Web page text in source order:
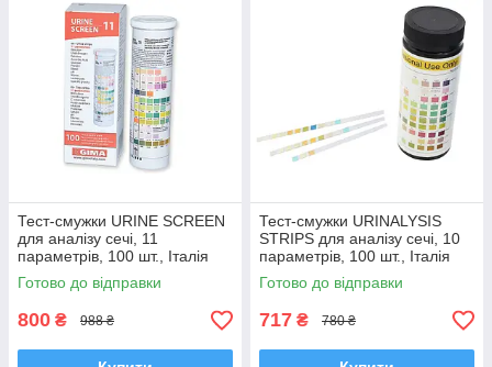
Тест-смужки URINE SCREEN
для аналізу сечі, 11
параметрів, 100 шт., Італія
Готово до відправки
800 ₴ 988 ₴
Тест-смужки URINALYSIS
STRIPS для аналізу сечі, 10
параметрів, 100 шт., Італія
Готово до відправки
717 ₴ 780 ₴